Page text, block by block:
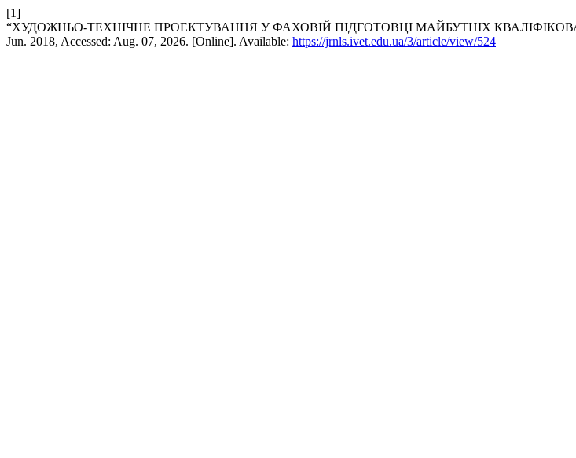
[1]
“ХУДОЖНЬО-ТЕХНІЧНЕ ПРОЕКТУВАННЯ У ФАХОВІЙ ПІДГОТОВЦІ МАЙБУТНІХ
Jun. 2018, Accessed: Aug. 07, 2026. [Online]. Available: https://jrnls.ivet.edu.ua/3/article/view/524